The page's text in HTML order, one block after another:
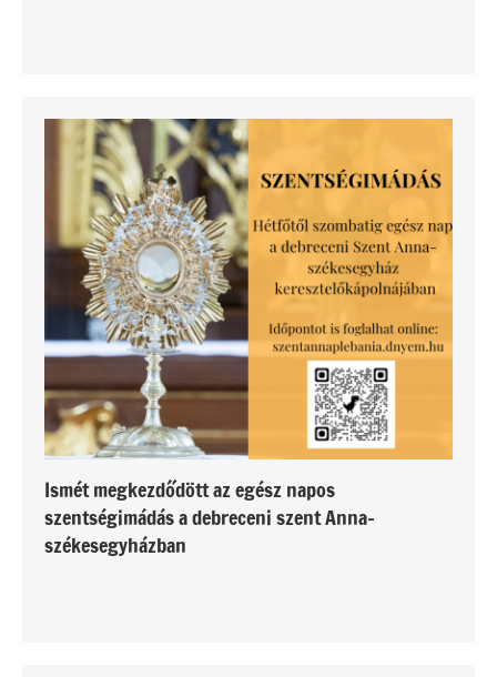
Ismét megkezdődött az egész napos
szentségimádás a debreceni szent Anna-
székesegyházban